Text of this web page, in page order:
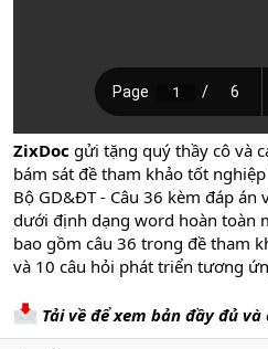
ZixDoc gửi tặng quý thầy cô và
bám sát đề tham khảo tốt
Bộ GD&ĐT - Câu 36 kèm đáp
dưới định dạng word hoàn toàn
bao gồm câu 36 trong đề tham
và 10 câu hỏi phát triển tương
Tải về để xem bản đầy đủ